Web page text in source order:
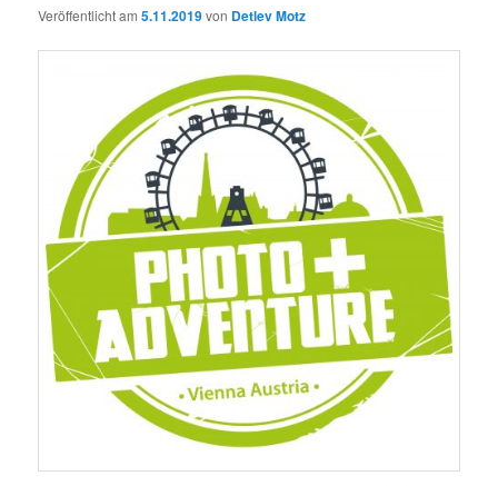
Veröffentlicht am5.11.2019von Detlev Motz